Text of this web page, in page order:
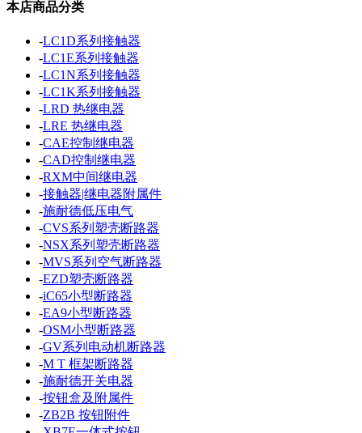
本店商品分类
-LC1D系列接触器
-LC1E系列接触器
-LC1N系列接触器
-LC1K系列接触器
-LRD 热继电器
-LRE 热继电器
-CAE控制继电器
-CAD控制继电器
-RXM中间继电器
-接触器|继电器附属件
-施耐德低压电气
-CVS系列塑壳断路器
-NSX系列塑壳断路器
-MVS系列空气断路器
-EZD塑壳断路器
-iC65小型断路器
-EA9小型断路器
-OSM小型断路器
-GV系列电动机断路器
-M T 框架断路器
-施耐德开关电器
-按钮盒及附属件
-ZB2B 按钮附件